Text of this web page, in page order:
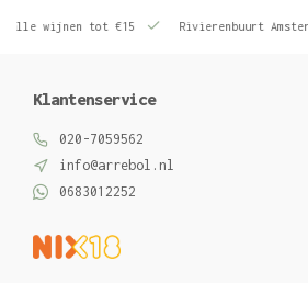
wijnen tot €15 Rivierenbuurt Amsterdam
Klantenservice
020-7059562
info@arrebol.nl
0683012252